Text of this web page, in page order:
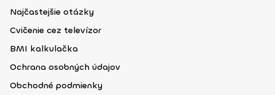
Najčastejšie otázky
Cvičenie cez televízor
BMI kalkulačka
Ochrana osobných údajov
Obchodné podmienky